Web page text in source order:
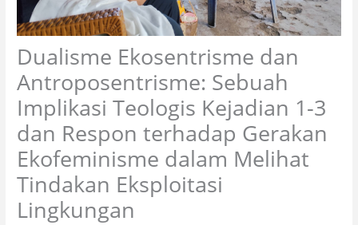
Dualisme Ekosentrisme dan
Antroposentrisme: Sebuah
Implikasi Teologis Kejadian 1-3
dan Respon terhadap Gerakan
Ekofeminisme dalam Melihat
Tindakan Eksploitasi
Lingkungan